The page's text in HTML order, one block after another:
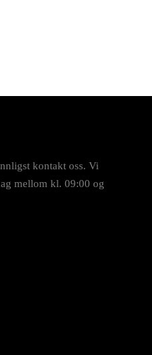
kontakt oss. Vi
mellom kl. 09:00 og